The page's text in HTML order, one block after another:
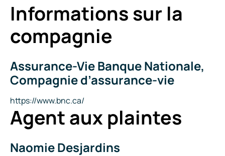
Informations sur la
compagnie
Nom
de
la
compagnie
Assurance-Vie Banque Nationale,
Compagnie d’assurance-vie
Site
Internet
https://www.bnc.ca/
Agent aux plaintes
Nom
Naomie Desjardins